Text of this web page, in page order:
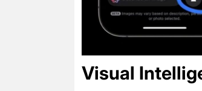
Visual